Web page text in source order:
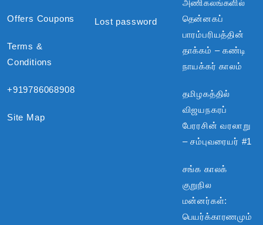
Offers Coupons
Terms &
Conditions
+919786068908
Site Map
Lost password
அணிகலங்களில்
தென்னகப்
பாரம்பரியத்தின்
தாக்கம் – கண்டி
நாயக்கர் காலம்
தமிழகத்தில்
விஜயநகரப்
பேரரசின் வரலாறு
– சம்புவரையர் #1
சங்க காலக்
குறுநில
மன்னர்கள்:
பெயர்க்காரணமும்